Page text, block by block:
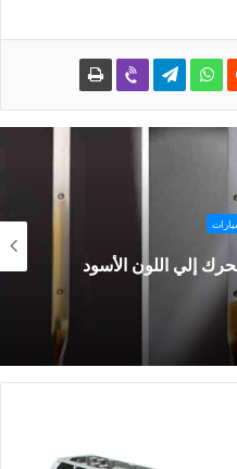
إلي اللون الأسود